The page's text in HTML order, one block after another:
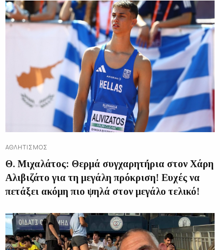
ΑΘΛΗΤΙΣΜΌΣ
Θ. Μιχαλάτος: Θερμά συγχαρητήρια στον Χάρη
Αλιβιζάτο για τη μεγάλη πρόκριση! Ευχές να
πετάξει ακόμη πιο ψηλά στον μεγάλο τελικό!